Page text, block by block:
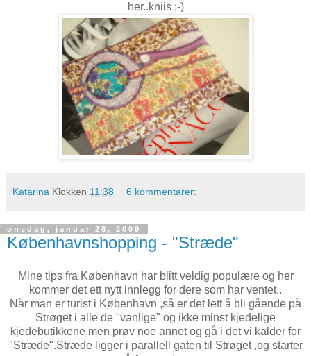
her..kniis ;-)
Katarina Klokken 11:38 6 kommentarer:
onsdag, januar 28, 2009
Københavnshopping - "Stræde"
Mine tips fra København har blitt veldig populære og her
kommer det ett nytt innlegg for dere som har ventet..
Når man er turist i København ,så er det lett å bli gående på
Strøget i alle de "vanlige" og ikke minst kjedelige
kjedebutikkene,men prøv noe annet og gå i det vi kalder for
"Stræde".Stræde ligger i parallell gaten til Strøget ,og starter